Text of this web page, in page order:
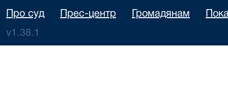
Про суд Прес-центр Громадянам
v1.38.1